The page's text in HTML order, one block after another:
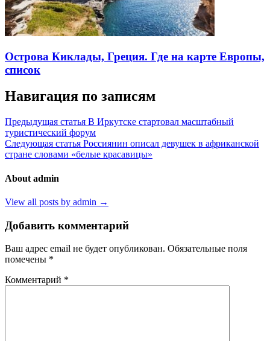
Острова Киклады, Греция. Где на карте Европы,
список
Навигация по записям
Предыдущая статья В Иркутске стартовал масштабный
туристический форум
Следующая статья Россиянин описал девушек в африканской
стране словами «белые красавицы»
About admin
View all posts by admin →
Добавить комментарий
Ваш адрес email не будет опубликован. Обязательные поля
помечены *
Комментарий *